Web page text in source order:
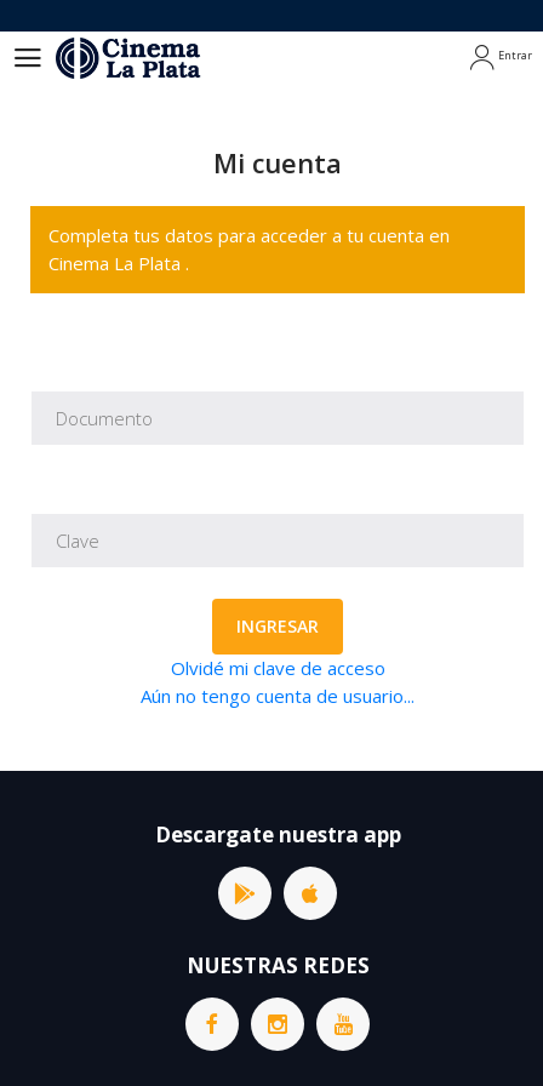
Entrar
Mi cuenta
Completa tus datos para acceder a tu cuenta en
Cinema La Plata .
INGRESAR
Olvidé mi clave de acceso
Aún no tengo cuenta de usuario...
Descargate nuestra app
NUESTRAS REDES